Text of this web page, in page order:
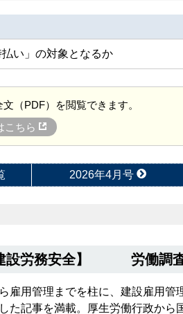
い」の対象となるか
（PDF）を閲覧できます。
こちら
2026年4月号
建設労務安全】 労働調
雇用管理までを柱に、建設雇用管
た記事を満載。厚生労働行政から